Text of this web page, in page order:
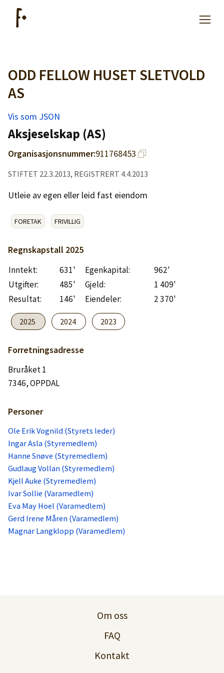
Artikler
Hjelp
Kjøpe lister
Priser
Logg inn
Lag konto
ODD FELLOW HUSET SLETVOLD
AS
Vis som JSON
Aksjeselskap (AS)
Organisasjonsnummer:911768453
STIFTET 22.3.2013, REGISTRERT 4.4.2013
Utleie av egen eller leid fast eiendom
FORETAK FRIVILLIG
Regnskapstall 2025
Inntekt: 631' Egenkapital:
962'
Utgifter:
485' Gjeld:
1 409'
Resultat:
146' Eiendeler: 2 370'
2025 2024 2023
Forretningsadresse
Bruråket 1
7346, OPPDAL
Personer
Ole Erik Vognild (Styrets leder)
Ingar Asla (Styremedlem)
Hanne Snøve (Styremedlem)
Gudlaug Vollan (Styremedlem)
Kjell Auke (Styremedlem)
Ivar Sollie (Varamedlem)
Eva May Hoel (Varamedlem)
Gerd Irene Måren (Varamedlem)
Magnar Langklopp (Varamedlem)
Om oss
FAQ
Kontakt